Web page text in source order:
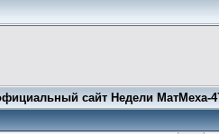
сайт Недели МатМеха-